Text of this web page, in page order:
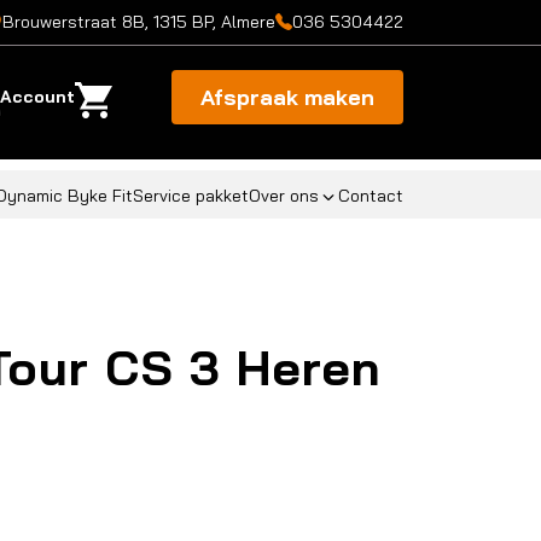
Brouwerstraat 8B, 1315 BP, Almere 036 5304422
Account Afspraak maken
Byke FitService pakketOver ons Contact
CS 3 Heren